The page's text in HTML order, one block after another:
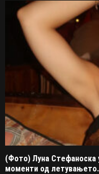
(Фото) Луна
моменти од